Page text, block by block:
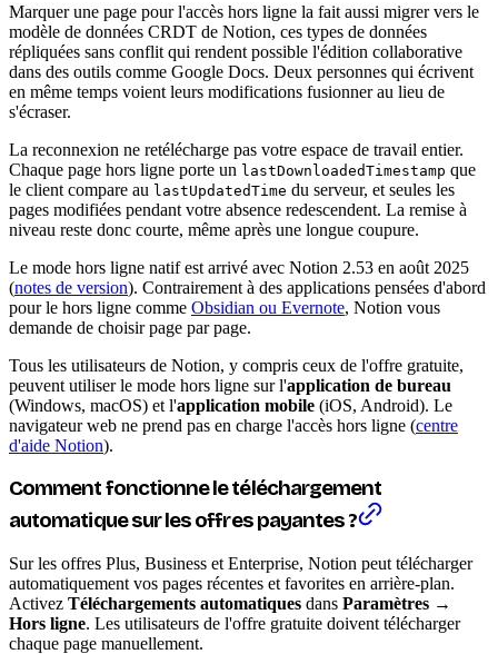
Marquer une page pour l'accès hors ligne la fait aussi migrer vers le
modèle de données CRDT de Notion, ces types de données
répliquées sans conflit qui rendent possible l'édition collaborative
dans des outils comme Google Docs. Deux personnes qui écrivent
en même temps voient leurs modifications fusionner au lieu de
s'écraser.
La reconnexion ne retélécharge pas votre espace de travail entier.
Chaque page hors ligne porte un lastDownloadedTimestamp que
le client compare au lastUpdatedTime du serveur, et seules les
pages modifiées pendant votre absence redescendent. La remise à
niveau reste donc courte, même après une longue coupure.
Le mode hors ligne natif est arrivé avec Notion 2.53 en août 2025
(notes de version). Contrairement à des applications pensées d'abord
pour le hors ligne comme Obsidian ou Evernote, Notion vous
demande de choisir page par page.
Tous les utilisateurs de Notion, y compris ceux de l'offre gratuite,
peuvent utiliser le mode hors ligne sur l'application de bureau
(Windows, macOS) et l'application mobile (iOS, Android). Le
navigateur web ne prend pas en charge l'accès hors ligne (centre
d'aide Notion).
Comment fonctionne le téléchargement
automatique sur les offres payantes ?
Sur les offres Plus, Business et Enterprise, Notion peut télécharger
automatiquement vos pages récentes et favorites en arrière-plan.
Activez Téléchargements automatiques dans Paramètres →
Hors ligne. Les utilisateurs de l'offre gratuite doivent télécharger
chaque page manuellement.